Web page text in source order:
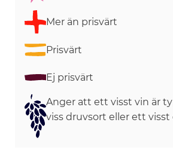
Mer än prisvärt
Prisvärt
Ej prisvärt
Anger att ett visst vin är
viss druvsort eller ett